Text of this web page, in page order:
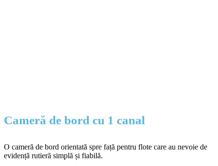
Cameră de bord cu 1 canal
O cameră de bord orientată spre față pentru flote care au nevoie de
evidență rutieră simplă și fiabilă.